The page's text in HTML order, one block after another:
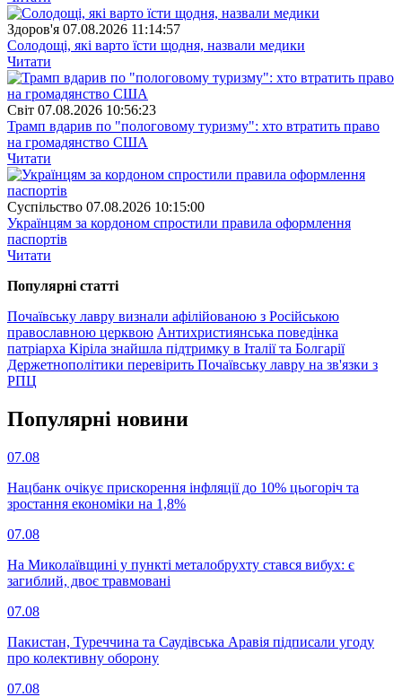
Здоров'я 07.08.2026 11:14:57
Солодощі, які варто їсти щодня, назвали медики
Читати
Свiт 07.08.2026 10:56:23
Трамп вдарив по "пологовому туризму": хто втратить право
на громадянство США
Читати
Суспiльство 07.08.2026 10:15:00
Українцям за кордоном спростили правила оформлення
паспортів
Читати
Популярнi статтi
Почаївську лавру визнали афілійованою з Російською
православною церквою Антихристиянська поведінка
патріарха Кіріла знайшла підтримку в Італії та Болгарії
Держетнополітики перевірить Почаївську лавру на зв'язки з
РПЦ
Популярнi новини
07.08
Нацбанк очікує прискорення інфляції до 10% цьогоріч та
зростання економіки на 1,8%
07.08
На Миколаївщині у пункті металобрухту стався вибух: є
загиблий, двоє травмовані
07.08
Пакистан, Туреччина та Саудівська Аравія підписали угоду
про колективну оборону
07.08